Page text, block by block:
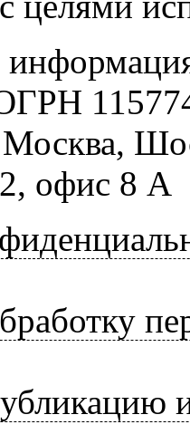
Москва,
офис 8 А